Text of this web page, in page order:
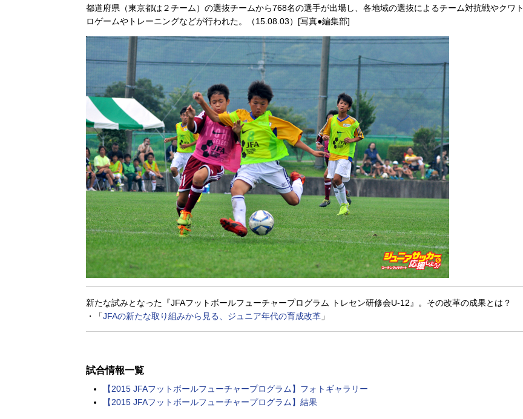
都道府県（東京都は２チーム）の選抜チームから768名の選手が出場し、各地域の選抜によるチーム対抗戦やクワト
ロゲームやトレーニングなどが行われた。（15.08.03）[写真●編集部]
新たな試みとなった『JFAフットボールフューチャープログラム トレセン研修会U-12』。その改革の成果とは？
・「JFAの新たな取り組みから見る、ジュニア年代の育成改革 」
試合情報一覧
【2015 JFAフットボールフューチャープログラム】フォトギャラリー
【2015 JFAフットボールフューチャープログラム】結果